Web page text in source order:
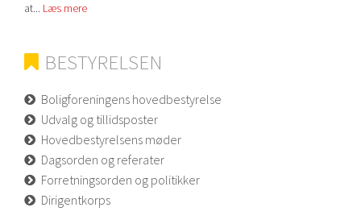
at... Læs mere
BESTYRELSEN
Boligforeningens hovedbestyrelse
Udvalg og tillidsposter
Hovedbestyrelsens møder
Dagsorden og referater
Forretningsorden og politikker
Dirigentkorps